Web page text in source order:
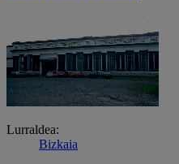
Lurraldea:
Bizkaia